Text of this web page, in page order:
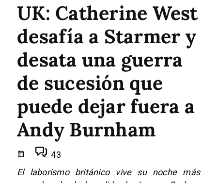
UK: Catherine West
desafía a Starmer y
desata una guerra
de sucesión que
puede dejar fuera a
Andy Burnham
43
El laborismo británico vive su noche más